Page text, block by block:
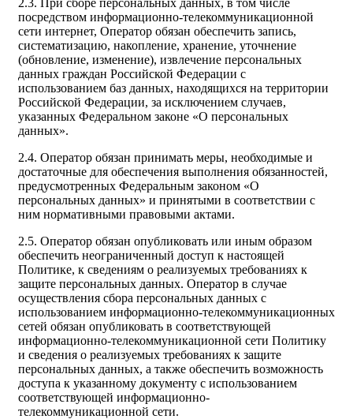
посредством информационно-телекоммуникационной
сети интернет, Оператор обязан обеспечить запись,
систематизацию, накопление, хранение, уточнение
(обновление, изменение), извлечение персональных
данных граждан Российской Федерации с
использованием баз данных, находящихся на территории
Российской Федерации, за исключением случаев,
указанных Федеральном законе «О персональных
данных».
2.4. Оператор обязан принимать меры, необходимые и
достаточные для обеспечения выполнения обязанностей,
предусмотренных Федеральным законом «О
персональных данных» и принятыми в соответствии с
ним нормативными правовыми актами.
2.5. Оператор обязан опубликовать или иным образом
обеспечить неограниченный доступ к настоящей
Политике, к сведениям о реализуемых требованиях к
защите персональных данных. Оператор в случае
осуществления сбора персональных данных с
использованием информационно-телекоммуникационных
сетей обязан опубликовать в соответствующей
информационно-телекоммуникационной сети Политику
и сведения о реализуемых требованиях к защите
персональных данных, а также обеспечить возможность
доступа к указанному документу с использованием
соответствующей информационно-
телекоммуникационной сети.